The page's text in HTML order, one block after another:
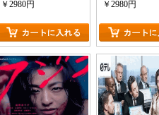
―THE ECLIPSE―
限定版)
￥2980円
回生産限定版)
￥2980円